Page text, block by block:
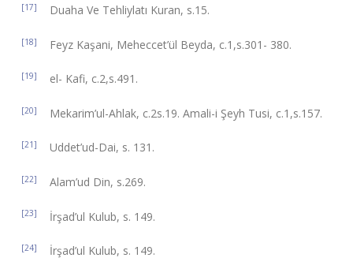
[17] Duaha Ve Tehliylatı Kuran, s.15.
[18] Feyz Kaşani, Meheccet’ül Beyda, c.1,s.301- 380.
[19] el- Kafi, c.2,s.491.
[20] Mekarim’ul-Ahlak, c.2s.19. Amali-i Şeyh Tusi, c.1,s.157.
[21] Uddet’ud-Dai, s. 131.
[22] Alam’ud Din, s.269.
[23] İrşad’ul Kulub, s. 149.
[24] İrşad’ul Kulub, s. 149.